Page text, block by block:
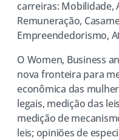
carreiras: Mobilidade,
Remuneração,
Empreendedorismo,
O Women, Business
nova fronteira para
econômica das
legais, medição das
medição de
leis; opiniões de